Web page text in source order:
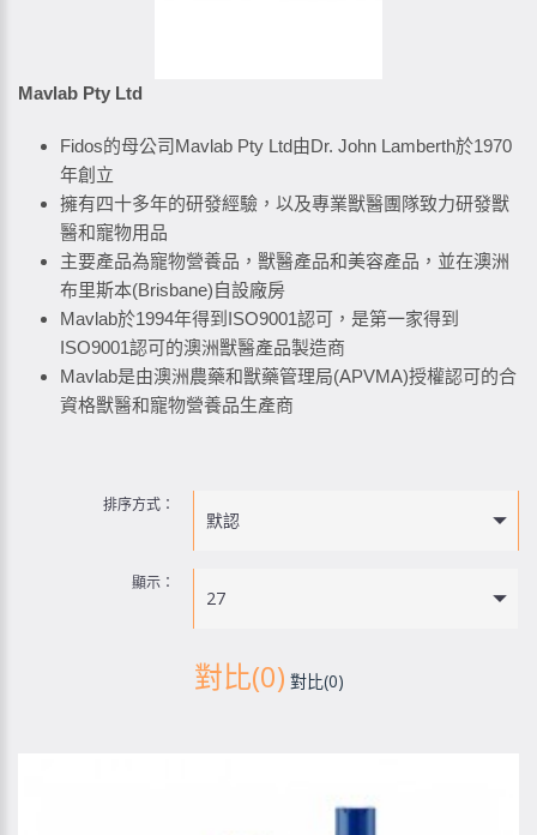
Mavlab Pty Ltd
Fidos的母公司Mavlab Pty Ltd由Dr. John Lamberth於1970
年創立
擁有四十多年的研發經驗，以及專業獸醫團隊致力研發獸
醫和寵物用品
主要產品為寵物營養品，獸醫產品和美容產品，並在澳洲
布里斯本(Brisbane)自設廠房
Mavlab於1994年得到ISO9001認可，是第一家得到
ISO9001認可的澳洲獸醫產品製造商
Mavlab是由澳洲農藥和獸藥管理局(APVMA)授權認可的合
資格獸醫和寵物營養品生產商
排序方式：
默認
顯示：
27
對比(0) 對比(0)